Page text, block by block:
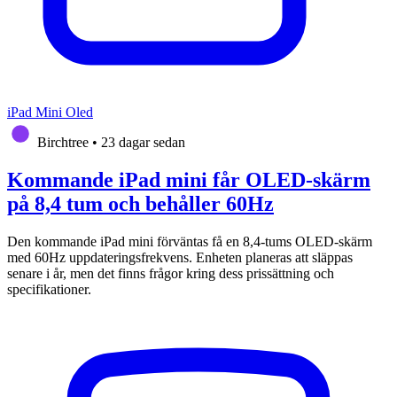
iPad Mini Oled
Birchtree • 23 dagar sedan
Kommande iPad mini får OLED-skärm
på 8,4 tum och behåller 60Hz
Den kommande iPad mini förväntas få en 8,4-tums OLED-skärm
med 60Hz uppdateringsfrekvens. Enheten planeras att släppas
senare i år, men det finns frågor kring dess prissättning och
specifikationer.